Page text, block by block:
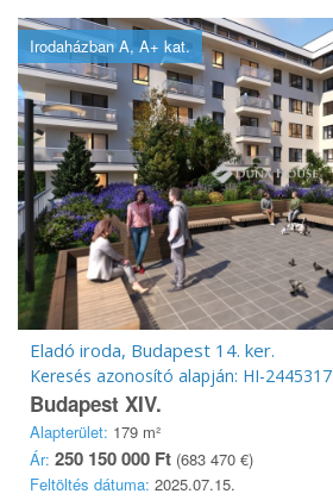
Irodaházban A, A+ kat.
Eladó iroda, Budapest 14. ker.
Keresés azonosító alapján: HI-2445317
Budapest XIV.
Alapterület: 179 m²
Ár: 250 150 000 Ft (683 470 €)
Feltöltés dátuma: 2025.07.15.